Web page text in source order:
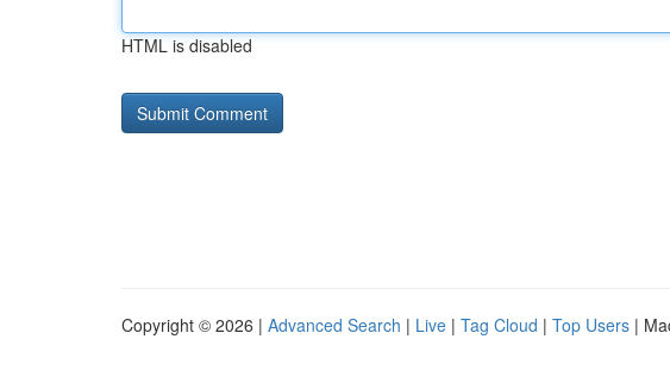
HTML is disabled
Copyright © 2026 | Advanced Search | Live | Tag Cloud | Top Users |